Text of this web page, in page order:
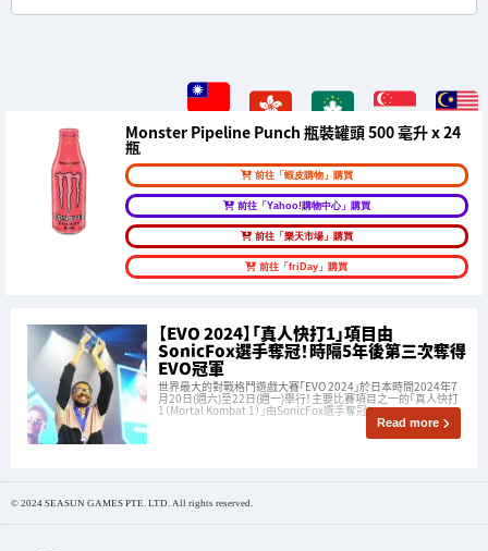
Monster Pipeline Punch 瓶裝罐頭 500 毫升 x 24
瓶
前往「蝦皮購物」購買
前往「Yahoo!購物中心」購買
前往「樂天市場」購買
前往「friDay」購買
【EVO 2024】「真人快打1」項目由
SonicFox選手奪冠！時隔5年後第三次奪得
EVO冠軍
世界最大的對戰格鬥遊戲大賽「EVO 2024」於日本時間2024年7
月20日(週六)至22日(週一)舉行！主要比賽項目之一的「真人快打
1（Mortal Kombat 1）」由SonicFox選手奪冠！
Read more
© 2024 SEASUN GAMES PTE. LTD. All rights reserved.